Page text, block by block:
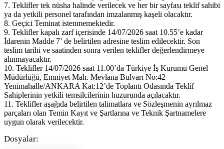
7. Teklifler tek nüsha halinde verilecek ve her bir sayfası teklif sahibi
ya da yetkili personel tarafından imzalanmış kaşeli olacaktır.
8. Geçici Teminat istenmemektedir.
9. Teklifler kapalı zarf içerisinde 14/07/2026 saat 10.55’e kadar
İdarenin Madde 7’ de belirtilen adresine teslim edilecektir. Son
teslim tarihi ve saatinden sonra verilen teklifler değerlendirmeye
alınmayacaktır.
10. Teklifler 14/07/2026 saat 11.00’da Türkiye İş Kurumu Genel
Müdürlüğü, Emniyet Mah. Mevlana Bulvarı No:42
Yenimahalle/ANKARA Kat:12’de Toplantı Odasında Teklif
Sahiplerinin yetkili temsilcilerinin huzurunda açılacaktır.
11. Teklifler aşağıda belirtilen talimatlara ve Sözleşmenin ayrılmaz
parçaları olan Temin Kayıt ve Şartlarına ve Teknik Şartnamelere
uygun olarak verilecektir.
Dosyalar: